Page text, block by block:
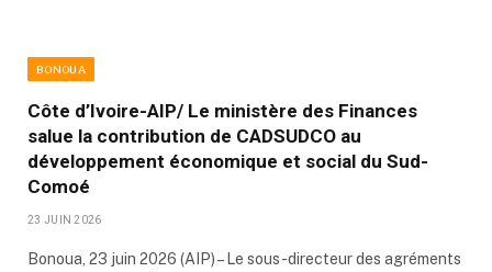
BONOUA
Côte d’Ivoire-AIP/ Le ministère des Finances
salue la contribution de CADSUDCO au
développement économique et social du Sud-
Comoé
23 JUIN 2026
Bonoua, 23 juin 2026 (AIP) – Le sous-directeur des agréments